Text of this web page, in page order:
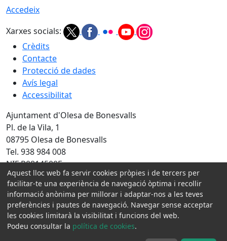
Accedeix
Xarxes socials:
Crèdits
Contacte
Protecció de dades
Avís legal
Accessibilitat
Ajuntament d'Olesa de Bonesvalls
Pl. de la Vila, 1
08795 Olesa de Bonesvalls
Tel. 938 984 008
NIF P0814500E
Amb la col·laboració de:
Aquest lloc web fa servir cookies pròpies i de tercers per
facilitar-te una experiència de navegació òptima i recollir
informació anònima per millorar i adaptar-nos a les teves
preferències i pautes de navegació. Navegar sense acceptar
les cookies limitarà la visibilitat i funcions del web.
Podeu consultar la política de cookies.